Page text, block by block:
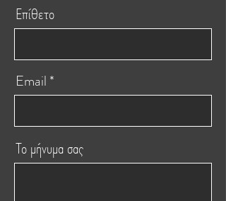
Επίθετο
Email
Το μήνυμα σας